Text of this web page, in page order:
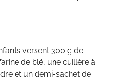
versent 300 g de
de blé, une cuillère à
et un demi-sachet de